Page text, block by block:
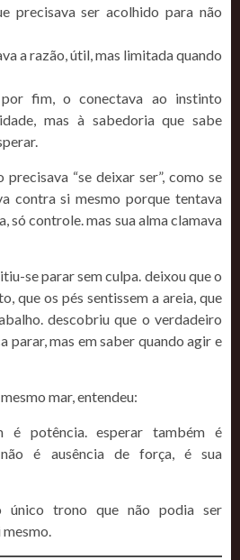
precisava ser acolhido para não
a razão, útil, mas limitada quando
fim, o conectava ao instinto
mas à sabedoria que sabe
“se deixar ser”, como se
contra si mesmo porque tentava
só controle. mas sua alma clamava
se parar sem culpa. deixou que o
que os pés sentissem a areia, que
descobriu que o verdadeiro
parar, mas em saber quando agir e
mar, entendeu:
é potência. esperar também é
é ausência de força, é sua
único trono que não podia ser